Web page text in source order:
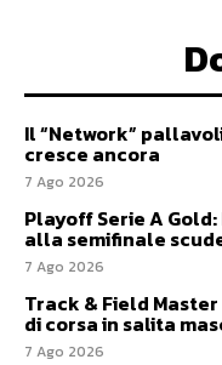
Il “Network”
cresce ancora
7 Ago 2026
Playoff Serie A
alla semifinale
7 Ago 2026
Track & Field
di corsa in salita
7 Ago 2026